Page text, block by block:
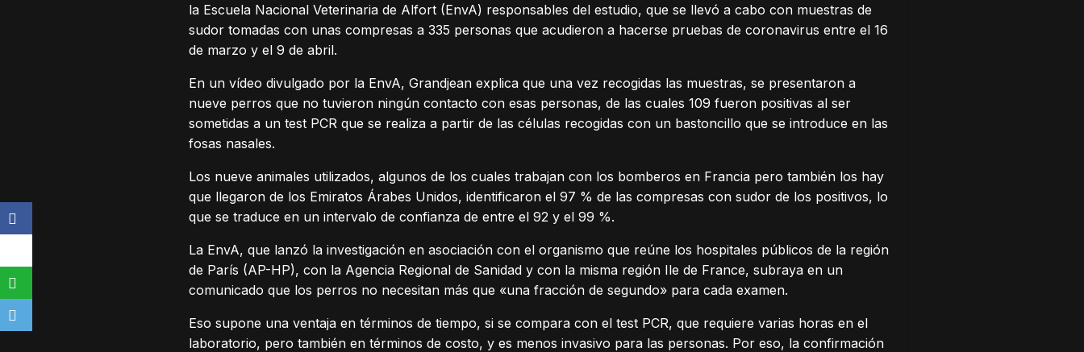
la Escuela Nacional Veterinaria de Alfort (EnvA) responsables del estudio, que se llevó a cabo con muestras de
sudor tomadas con unas compresas a 335 personas que acudieron a hacerse pruebas de coronavirus entre el 16
de marzo y el 9 de abril.
En un vídeo divulgado por la EnvA, Grandjean explica que una vez recogidas las muestras, se presentaron a
nueve perros que no tuvieron ningún contacto con esas personas, de las cuales 109 fueron positivas al ser
sometidas a un test PCR que se realiza a partir de las células recogidas con un bastoncillo que se introduce en las
fosas nasales.
Los nueve animales utilizados, algunos de los cuales trabajan con los bomberos en Francia pero también los hay
que llegaron de los Emiratos Árabes Unidos, identificaron el 97 % de las compresas con sudor de los positivos, lo
que se traduce en un intervalo de confianza de entre el 92 y el 99 %.
La EnvA, que lanzó la investigación en asociación con el organismo que reúne los hospitales públicos de la región
de París (AP-HP), con la Agencia Regional de Sanidad y con la misma región Ile de France, subraya en un
comunicado que los perros no necesitan más que «una fracción de segundo» para cada examen.
Eso supone una ventaja en términos de tiempo, si se compara con el test PCR, que requiere varias horas en el
laboratorio, pero también en términos de costo, y es menos invasivo para las personas. Por eso, la confirmación